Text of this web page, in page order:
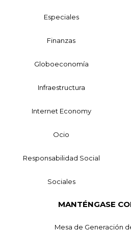
Especiales
Finanzas
Globoeconomía
Infraestructura
Internet Economy
Ocio
Responsabilidad Social
Sociales
MANTÉNGASE
Mesa de Generación